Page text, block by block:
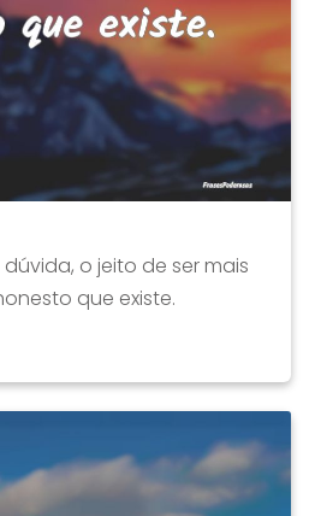
dúvida, o jeito de ser mais
que existe.